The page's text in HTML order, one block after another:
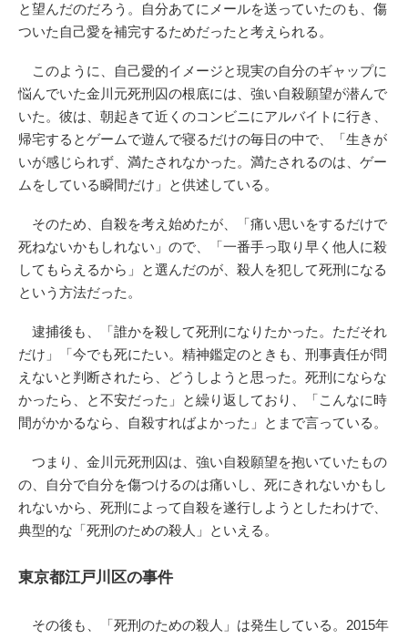
と望んだのだろう。自分あてにメールを送っていたのも、傷
ついた自己愛を補完するためだったと考えられる。
このように、自己愛的イメージと現実の自分のギャップに
悩んでいた金川元死刑囚の根底には、強い自殺願望が潜んで
いた。彼は、朝起きて近くのコンビニにアルバイトに行き、
帰宅するとゲームで遊んで寝るだけの毎日の中で、「生きが
いが感じられず、満たされなかった。満たされるのは、ゲー
ムをしている瞬間だけ」と供述している。
そのため、自殺を考え始めたが、「痛い思いをするだけで
死ねないかもしれない」ので、「一番手っ取り早く他人に殺
してもらえるから」と選んだのが、殺人を犯して死刑になる
という方法だった。
逮捕後も、「誰かを殺して死刑になりたかった。ただそれ
だけ」「今でも死にたい。精神鑑定のときも、刑事責任が問
えないと判断されたら、どうしようと思った。死刑にならな
かったら、と不安だった」と繰り返しており、「こんなに時
間がかかるなら、自殺すればよかった」とまで言っている。
つまり、金川元死刑囚は、強い自殺願望を抱いていたもの
の、自分で自分を傷つけるのは痛いし、死にきれないかもし
れないから、死刑によって自殺を遂行しようとしたわけで、
典型的な「死刑のための殺人」といえる。
東京都江戸川区の事件
その後も、「死刑のための殺人」は発生している。2015年